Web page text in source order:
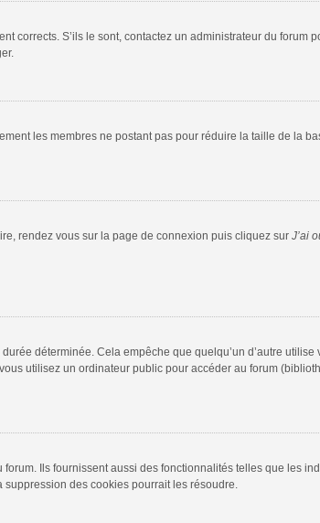
S’ils le sont, contactez un administrateur du forum
les membres ne postant pas pour réduire la taille de la
rendez vous sur la page de connexion puis cliquez sur J’ai
déterminée. Cela empêche que quelqu’un d’autre
utilisez un ordinateur public pour accéder au forum
Ils fournissent aussi des fonctionnalités telles que les
des cookies pourrait les résoudre.